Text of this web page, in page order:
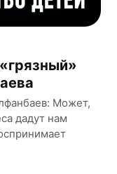
Может,
дадут нам